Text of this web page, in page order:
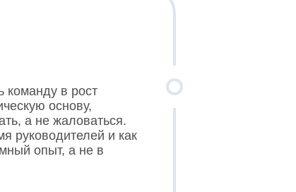
команду в рост
основу,
а не жаловаться.
руководителей и как
опыт, а не в